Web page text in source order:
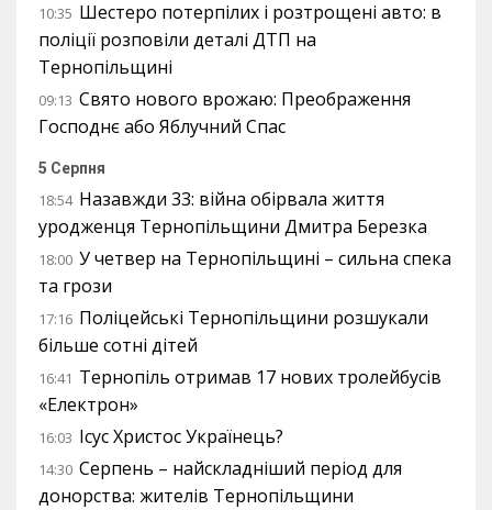
10:35 Шестеро потерпілих і розтрощені авто: в
поліції розповіли деталі ДТП на
Тернопільщині
09:13 Свято нового врожаю: Преображення
Господнє або Яблучний Спас
5 Серпня
18:54 Назавжди 33: війна обірвала життя
уродженця Тернопільщини Дмитра Березка
18:00 У четвер на Тернопільщині – сильна спека
та грози
17:16 Поліцейські Тернопільщини розшукали
більше сотні дітей
16:41 Тернопіль отримав 17 нових тролейбусів
«Електрон»
16:03 Ісус Христос Українець?
14:30 Серпень – найскладніший період для
донорства: жителів Тернопільщини